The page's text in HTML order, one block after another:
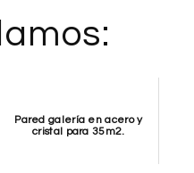
Pared galería en acero y
cristal para 35m2.